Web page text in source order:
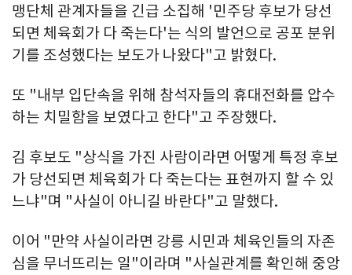
맹단체 관계자들을 긴급 소집해 '민주당 후보가 당선
되면 체육회가 다 죽는다'는 식의 발언으로 공포 분위
기를 조성했다는 보도가 나왔다"고 밝혔다.
또 "내부 입단속을 위해 참석자들의 휴대전화를 압수
하는 치밀함을 보였다고 한다"고 주장했다.
김 후보도 "상식을 가진 사람이라면 어떻게 특정 후보
가 당선되면 체육회가 다 죽는다는 표현까지 할 수 있
느냐"며 "사실이 아니길 바란다"고 말했다.
이어 "만약 사실이라면 강릉 시민과 체육인들의 자존
심을 무너뜨리는 일"이라며 "사실관계를 확인해 중앙